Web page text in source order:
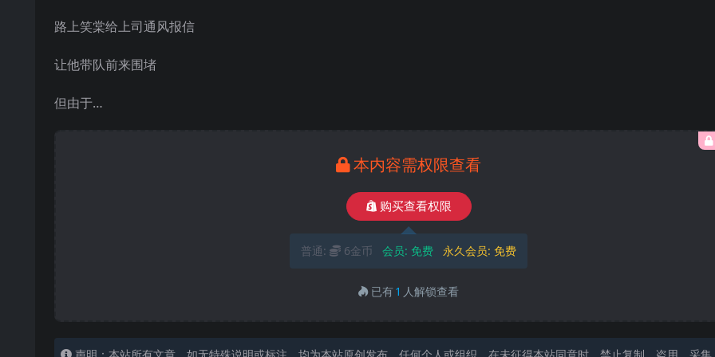
路上笑棠给上司通风报信
让他带队前来围堵
但由于…
本内容需权限查看
购买查看权限
普通: 6金币 会员: 免费 永久会员: 免费
已有1 人解锁查看